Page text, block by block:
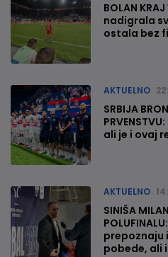
BOLAN
nadigrala
ostala bez
AKTUELNO
SRBIJA
ali je i ovaj
AKTUELNO
SINIŠA
prepoznaju
pobede, ali